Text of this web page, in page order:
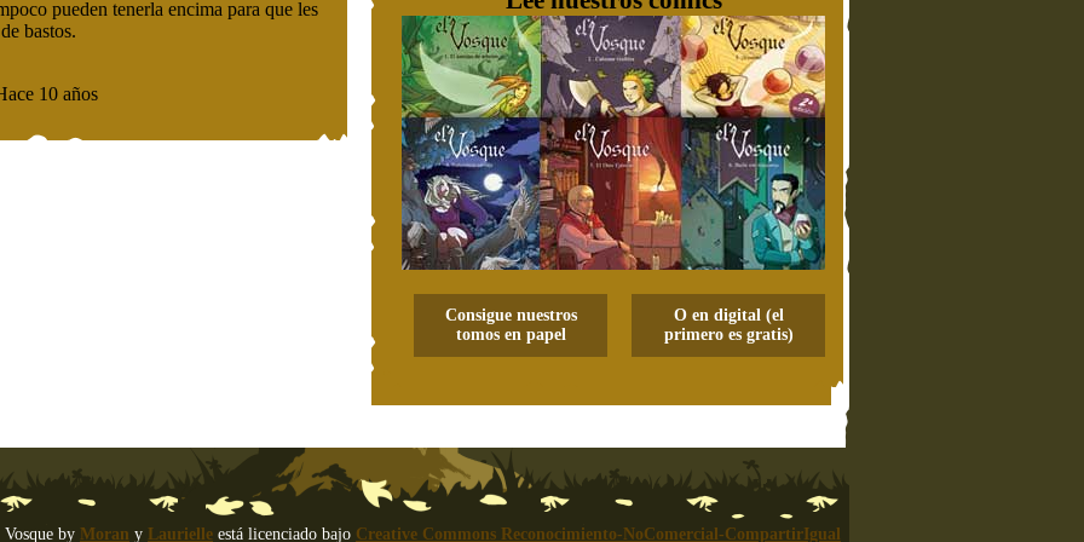
Consigue nuestros
tomos en papel
O en digital (el
primero es gratis)
by Moran y Laurielle está licenciado bajo Creative Commons Reconocimiento-NoComercial-CompartirIgual